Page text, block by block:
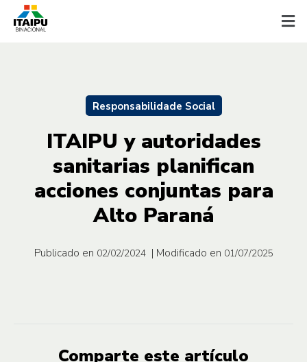
Responsabilidade Social
ITAIPU y autoridades
sanitarias planifican
acciones conjuntas para
Alto Paraná
Publicado en 02/02/2024 | Modificado en 01/07/2025
Comparte este artículo